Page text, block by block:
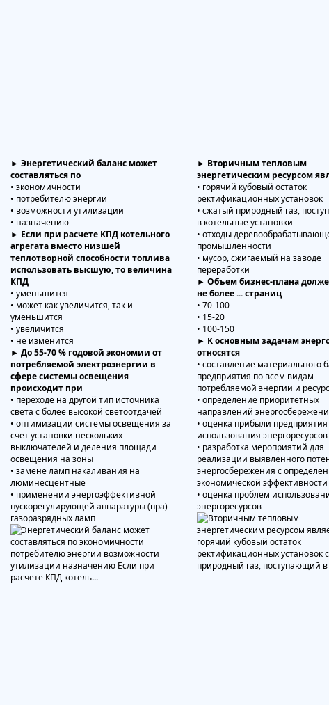
► Энергетический баланс может
составляться по
• экономичности
• потребителю энергии
• возможности утилизации
• назначению
► Если при расчете КПД котельного
агрегата вместо низшей
теплотворной способности топлива
использовать высшую, то величина
КПД
• уменьшится
• может как увеличится, так и
уменьшится
• увеличится
• не изменится
► До 55-70 % годовой экономии от
потребляемой электроэнергии в
сфере системы освещения
происходит при
• переходе на другой тип источника
света с более высокой светоотдачей
• оптимизации системы освещения за
счет установки нескольких
выключателей и деления площади
освещения на зоны
• замене ламп накаливания на
люминесцентные
• применении энергоэффективной
пускорегулирующей аппаратуры (пра)
газоразрядных ламп
► Вторичным тепловым
энергетическим ресурсом
• горячий кубовый остаток
ректификационных установок
• сжатый природный газ,
в котельные установки
• отходы
промышленности
• мусор, сжигаемый на заводе
переработки
► Объем бизнес-плана
не более ... страниц
• 70-100
• 15-20
• 100-150
► К основным задачам
относятся
• составление материального
предприятия по всем видам
потребляемой энергии и
• определение приоритетных
направлений
• оценка прибыли предприятия
использования энергоресурсов
• разработка мероприятий для
реализации выявленного
энергосбережения с
экономической эффективности
• оценка проблем
энергоресурсов